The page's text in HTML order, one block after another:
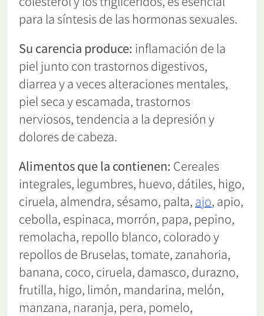
para la síntesis de las hormonas sexuales.
Su carencia produce: inflamación de la
piel junto con trastornos digestivos,
diarrea y a veces alteraciones mentales,
piel seca y escamada, trastornos
nerviosos, tendencia a la depresión y
dolores de cabeza.
Alimentos que la contienen: Cereales
integrales, legumbres, huevo, dátiles, higo,
ciruela, almendra, sésamo, palta, ajo, apio,
cebolla, espinaca, morrón, papa, pepino,
remolacha, repollo blanco, colorado y
repollos de Bruselas, tomate, zanahoria,
banana, coco, ciruela, damasco, durazno,
frutilla, higo, limón, mandarina, melón,
manzana, naranja, pera, pomelo,